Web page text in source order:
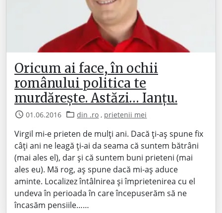
Oricum ai face, în ochii
românului politica te
murdărește. Astăzi… Ianțu.
01.06.2016 din .ro , prietenii mei
Virgil mi-e prieten de mulți ani. Dacă ți-aș spune fix
câți ani ne leagă ți-ai da seama că suntem bătrâni
(mai ales el), dar și că suntem buni prieteni (mai
ales eu). Mă rog, aș spune dacă mi-aș aduce
aminte. Localizez întâlnirea și împrietenirea cu el
undeva în perioada în care începuserăm să ne
încasăm pensiile……